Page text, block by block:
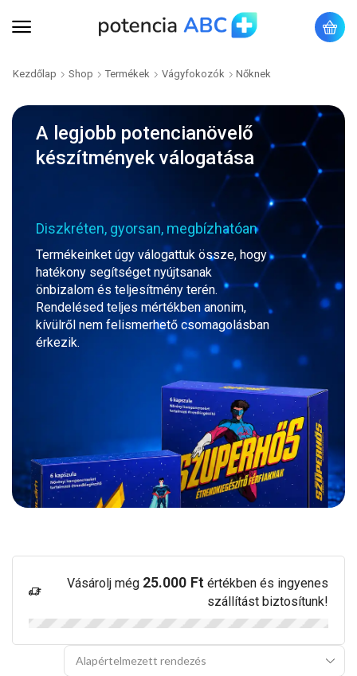
Kezdőlap Shop Termékek Vágyfokozók Nőknek
A legjobb potencianövelő
készítmények válogatása
Diszkréten, gyorsan, megbízhatóan
Termékeinket úgy válogattuk össze, hogy
hatékony segítséget nyújtsanak
önbizalom és teljesítmény terén.
Rendelésed teljes mértékben anonim,
kívülről nem felismerhető csomagolásban
érkezik.
Vásárolj még 25.000 Ft értékben és ingyenes
szállítást biztosítunk!